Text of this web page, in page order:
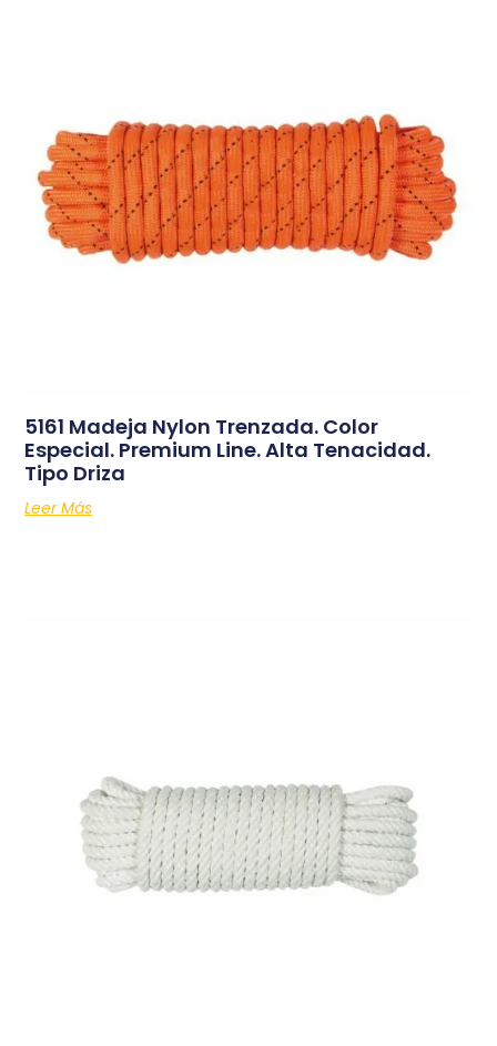
5161 Madeja Nylon Trenzada. Color
Especial. Premium Line. Alta Tenacidad.
Tipo Driza
Leer Más